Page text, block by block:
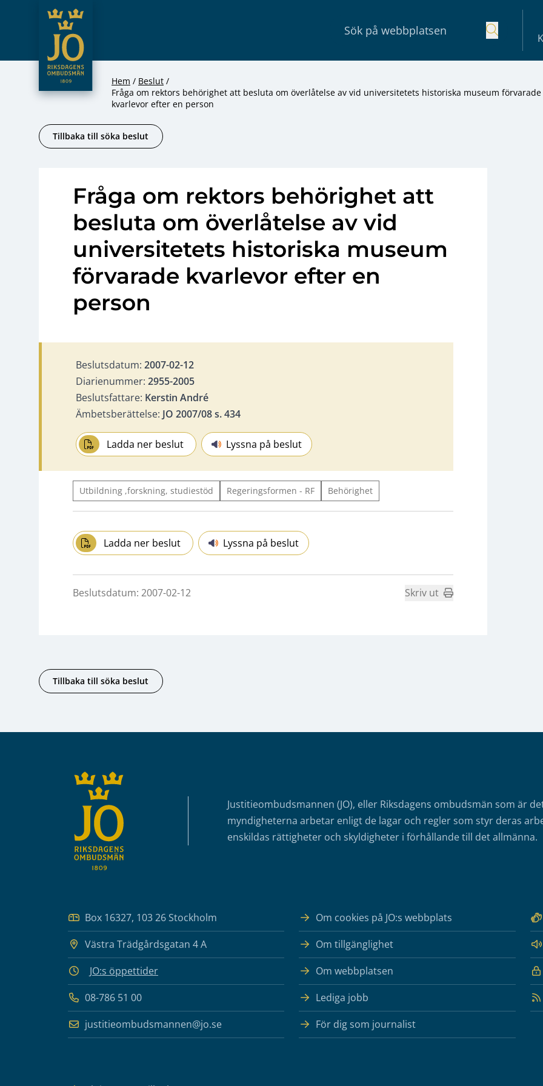
Hoppa till innehåll
JO – Riksdagens Ombudsmän
Hem
Beslut
Fråga om rektors behörighet att besluta om överlåtelse av vid universitetets historiska museum förvarade
kvarlevor efter en person
Tillbaka till söka beslut
Fråga om rektors behörighet att
besluta om överlåtelse av vid
universitetets historiska museum
förvarade kvarlevor efter en
person
Beslutsdatum: 2007-02-12
Diarienummer: 2955-2005
Beslutsfattare: Kerstin André
Ämbetsberättelse: JO 2007/08 s. 434
Ladda ner beslut Lyssna på beslut
Utbildning ,forskning, studiestöd Regeringsformen - RF Behörighet
Ladda ner beslut Lyssna på beslut
Beslutsdatum: 2007-02-12 Skriv ut
Tillbaka till söka beslut
Justitieombudsmannen (JO), eller Riksdagens ombudsmän som är
myndigheterna arbetar enligt de lagar och regler som styr deras
enskildas rättigheter och skyldigheter i förhållande till det allmänna.
Box 16327, 103 26 Stockholm
Västra Trädgårdsgatan 4 A
JO:s öppettider
08-786 51 00
justitieombudsmannen@jo.se
Om cookies på JO:s webbplats
Om tillgänglighet
Om webbplatsen
Lediga jobb
För dig som journalist